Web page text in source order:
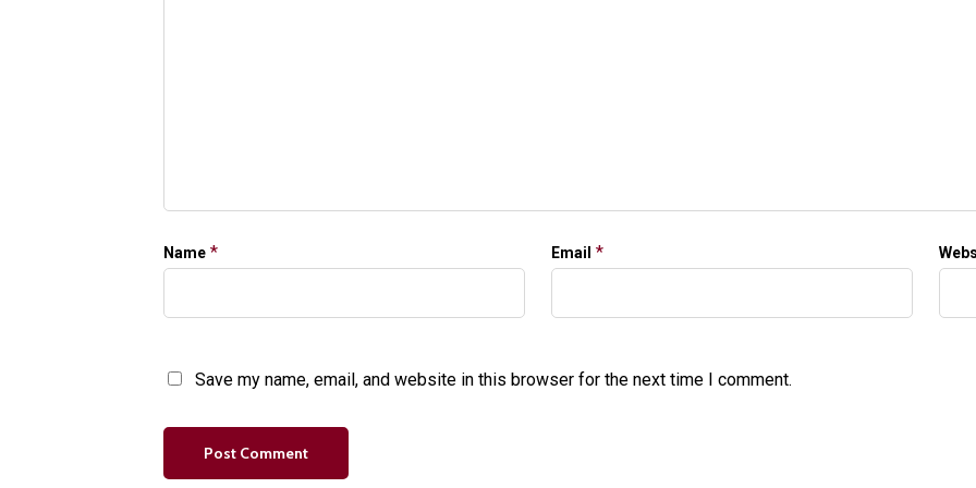
Name * Email *
Save my name, email, and website in this browser for the next time I comment.